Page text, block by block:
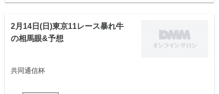
2月14日(日)東京11レース暴れ牛
の相馬眼&予想
共同通信杯